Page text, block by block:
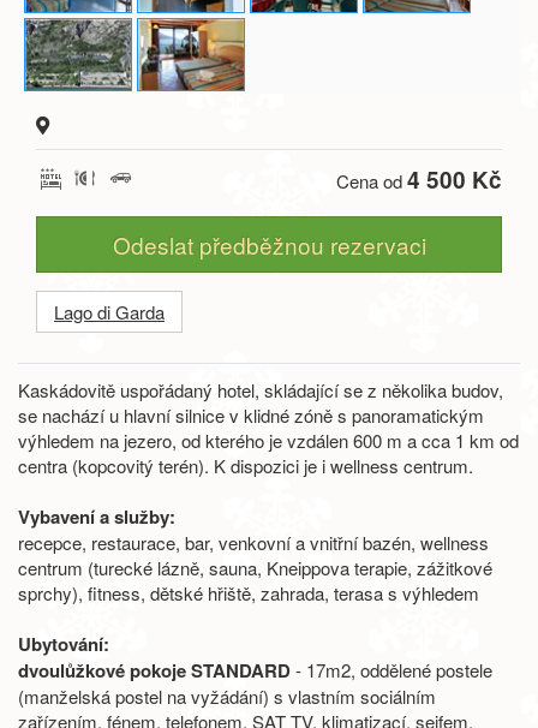
Cena od4 500 Kč
Odeslat předběžnou rezervaci
Lago di Garda
Kaskádovitě uspořádaný hotel, skládající se z několika budov,
se nachází u hlavní silnice v klidné zóně s panoramatickým
výhledem na jezero, od kterého je vzdálen 600 m a cca 1 km od
centra (kopcovitý terén). K dispozici je i wellness centrum.
Vybavení a služby:
recepce, restaurace, bar, venkovní a vnitřní bazén, wellness
centrum (turecké lázně, sauna, Kneippova terapie, zážitkové
sprchy), fitness, dětské hřiště, zahrada, terasa s výhledem
Ubytování:
dvoulůžkové pokoje STANDARD- 17m2, oddělené postele
(manželská postel na vyžádání) s vlastním sociálním
zařízením, fénem, telefonem, SAT TV, klimatizací, sejfem,